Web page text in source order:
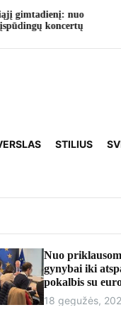
TAURO RAGAS’26:
taps vasaros švenčių
STILIUS
Nuo
gynybai iki
pokalbis su
Andriumi
18 gegužės,